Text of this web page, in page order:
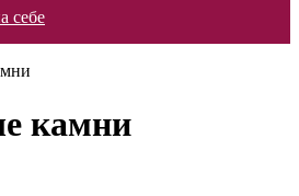
себе
камни